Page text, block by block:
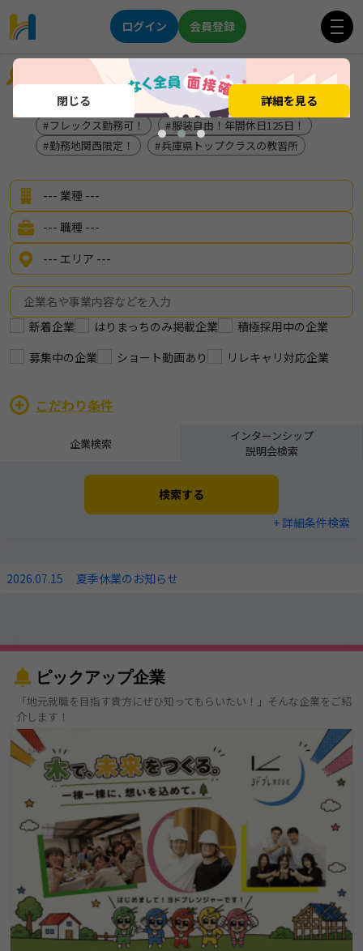
ログイン 会員登録
企業を探す
★インテリア×メーカー★
125日しっかり休めます！
フレックス勤務可！
服装自由！年間休日125日！
勤務地関西限定！
兵庫県トップクラスの教習所
新着企業 はりまっちのみ掲載企業
積極採用中の企業
募集中の企業
ショート動画あり リレキャリ対応企業
こだわり条件
企業検索
インターンシップ
説明会検索
検索する
+ 詳細条件検索
2026.07.15 夏季休業のお知らせ
ピックアップ企業
「地元就職を目指す貴方にぜひ知ってもらいたい！」そんな企業をご紹
介します！
閉じる 詳細を見る